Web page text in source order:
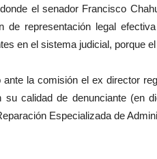
el senador Francisco
de representación legal
en el sistema judicial, porque
la comisión el ex director
su calidad de denunciante (en
Especializada de